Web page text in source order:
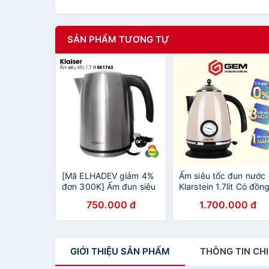
SẢN PHẨM TƯƠNG TỰ
[Mã ELHADEV giảm 4%
đơn 300K] Ấm đun siêu
2200W EK1765 tiêu
chuẩn Pháp.
750.000 đ
Ấm siêu tốc đun nước
Klarstein 1.7lit Có
1.700.000 đ
GIỚI THIỆU SẢN PHẨM THÔNG TIN